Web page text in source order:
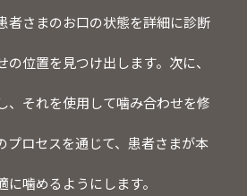
者さまのお口の状態を詳細に診断
の位置を見つけ出します。次に、
、それを使用して噛み合わせを修
プロセスを通じて、患者さまが本
噛めるようにします。